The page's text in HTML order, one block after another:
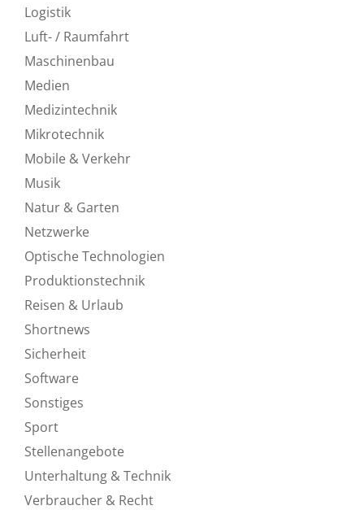
Logistik
Luft- / Raumfahrt
Maschinenbau
Medien
Medizintechnik
Mikrotechnik
Mobile & Verkehr
Musik
Natur & Garten
Netzwerke
Optische Technologien
Produktionstechnik
Reisen & Urlaub
Shortnews
Sicherheit
Software
Sonstiges
Sport
Stellenangebote
Unterhaltung & Technik
Verbraucher & Recht